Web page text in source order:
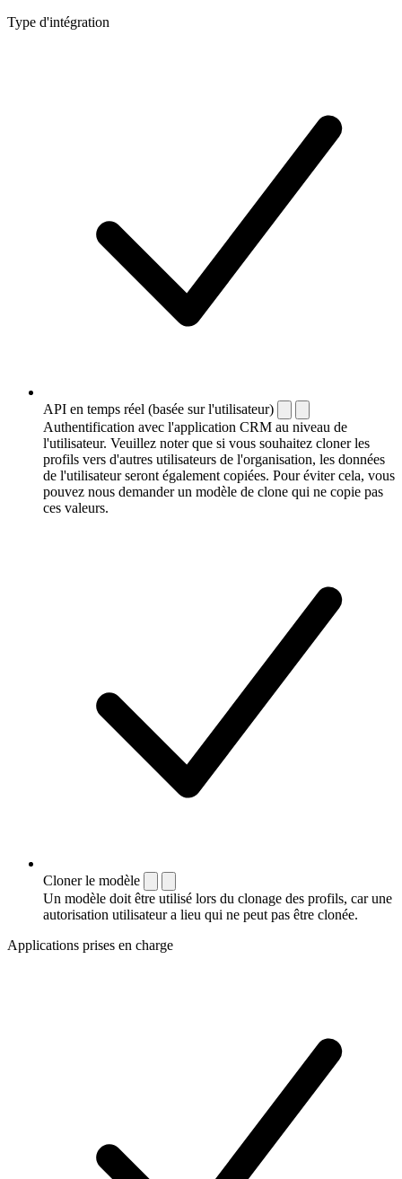
Type d'intégration
API en temps réel (basée sur l'utilisateur)
Authentification avec l'application CRM au niveau de
l'utilisateur. Veuillez noter que si vous souhaitez cloner les
profils vers d'autres utilisateurs de l'organisation, les données
de l'utilisateur seront également copiées. Pour éviter cela, vous
pouvez nous demander un modèle de clone qui ne copie pas
ces valeurs.
Cloner le modèle
Un modèle doit être utilisé lors du clonage des profils, car une
autorisation utilisateur a lieu qui ne peut pas être clonée.
Applications prises en charge